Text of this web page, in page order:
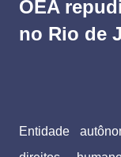
OEA
no Rio de
Entidade